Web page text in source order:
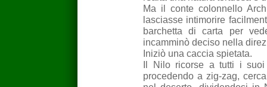
Ma il conte colonnello
lasciasse intimorire
barchetta di carta per
incamminò deciso nella
Iniziò una caccia spietata.
Il Nilo ricorse a tutti i suoi
procedendo a zig-zag,